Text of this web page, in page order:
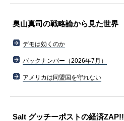
奥山真司の戦略論から見た世界
デモは効くのか
バックナンバー（2026年7月）
アメリカは同盟国を守れない
Salt グッチーポストの経済ZAP!!